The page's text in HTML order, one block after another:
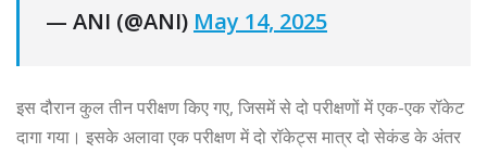
— ANI (@ANI) May 14, 2025
इस दौरान कुल तीन परीक्षण किए गए, जिसमें से दो परीक्षणों में एक-एक रॉकेट
दागा गया। इसके अलावा एक परीक्षण में दो रॉकेट्स मात्र दो सेकंड के अंतर